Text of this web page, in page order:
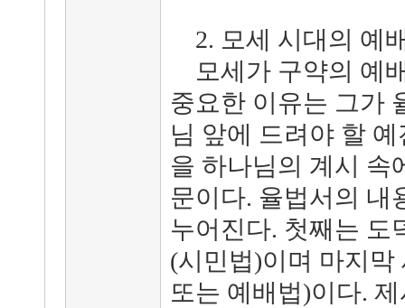
2. 모세 시대의 예
모세가 구약의 예
중요한 이유는 그가
님 앞에 드려야 할
을 하나님의 계시 속
문이다. 율법서의 내
누어진다. 첫째는 도
(시민법)이며 마지
또는 예배법)이다.